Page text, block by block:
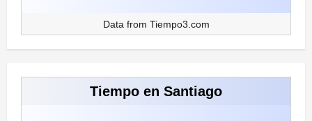
Data from Tiempo3.com
Tiempo en Santiago